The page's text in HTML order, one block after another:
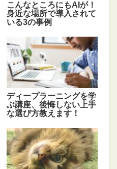
こんなところにもAIが！
身近な場所で導入されて
いる3の事例
ディープラーニングを学
ぶ講座、後悔しない上手
な選び方教えます！